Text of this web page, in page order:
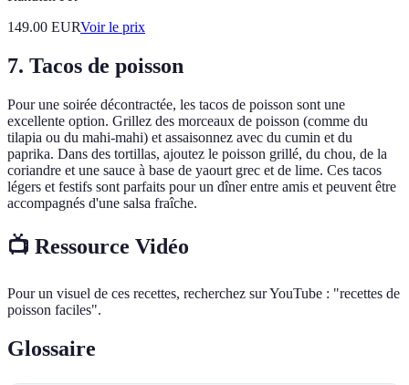
149.00 EURVoir le prix
7. Tacos de poisson
Pour une soirée décontractée, les tacos de poisson sont une
excellente option. Grillez des morceaux de poisson (comme du
tilapia ou du mahi-mahi) et assaisonnez avec du cumin et du
paprika. Dans des tortillas, ajoutez le poisson grillé, du chou, de la
coriandre et une sauce à base de yaourt grec et de lime. Ces tacos
légers et festifs sont parfaits pour un dîner entre amis et peuvent être
accompagnés d'une salsa fraîche.
📺 Ressource Vidéo
Pour un visuel de ces recettes, recherchez sur YouTube : "recettes de
poisson faciles".
Glossaire